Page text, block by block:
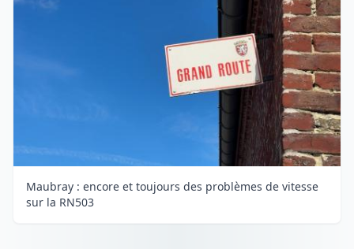
Maubray : encore et toujours des problèmes de vitesse
sur la RN503